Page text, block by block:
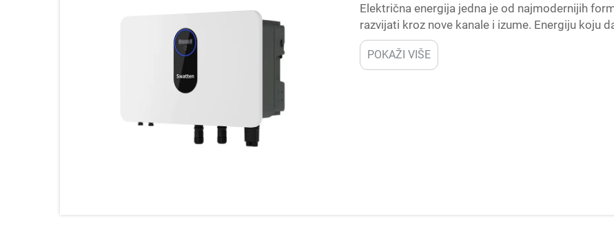
Električna energija jedna je od najmodernijih
razvijati kroz nove kanale i izume. Energiju koju
električnu energiju trebaju posebno oprem...
POKAŽI VIŠE